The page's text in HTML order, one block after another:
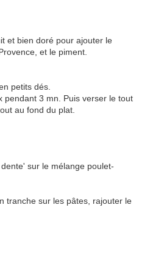
et bien doré pour ajouter le
et le piment.
petits dés.
pendant 3 mn. Puis verser le tout
au fond du plat.
sur le mélange poulet-
tranche sur les pâtes, rajouter le